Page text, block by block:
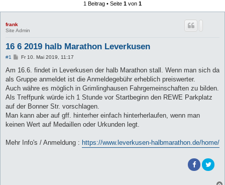
1 Beitrag • Seite 1 von 1
frank
Site Admin
16 6 2019 halb Marathon Leverkusen
#1
B
i
r
a
Fr 10. Mai 2019, 11:17
Am 16.6. findet in Leverkusen der halb Marathon stall. Wenn man sich da
als Gruppe anmeldet ist die Anmeldegebühr erheblich preiswerter.
Auch währe es möglich in Grimlinghausen Fahrgemeinschaften zu bilden.
Als Treffpunk würde ich 1 Stunde vor Startbeginn den REWE Parkplatz
auf der Bonner Str. vorschlagen.
Man kann aber auf gff. hinterher einfach hinterherlaufen, wenn man
keinen Wert auf Medaillen oder Urkunden legt.
Mehr Info's / Anmeldung : https://www.leverkusen-halbmarathon.de/home/